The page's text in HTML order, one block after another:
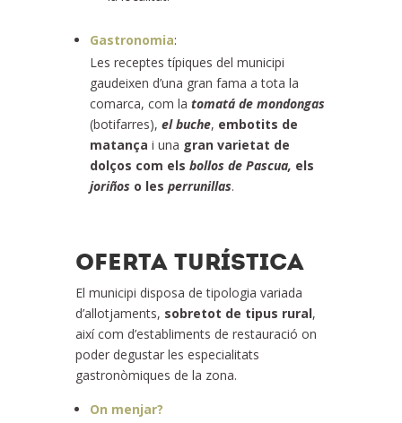
Gastronomia:
Les receptes típiques del municipi
gaudeixen d’una gran fama a tota la
comarca, com la tomatá de mondongas
(botifarres), el buche, embotits de
matança i una gran varietat de
dolços com els bollos de Pascua, els
joriños o les perrunillas.
OFERTA TURÍSTICA
El municipi disposa de tipologia variada
d’allotjaments, sobretot de tipus rural,
així com d’establiments de restauració on
poder degustar les especialitats
gastronòmiques de la zona.
On menjar?